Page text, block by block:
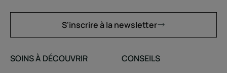
S'inscrire à la newsletter
SOINS À DÉCOUVRIR
CONSEILS